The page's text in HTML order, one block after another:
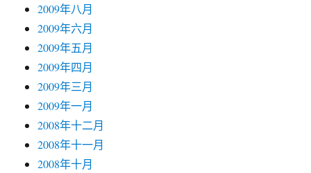
2009年八月
2009年六月
2009年五月
2009年四月
2009年三月
2009年一月
2008年十二月
2008年十一月
2008年十月